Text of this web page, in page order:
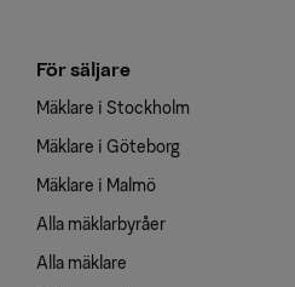
För säljare
Mäklare i Stockholm
Mäklare i Göteborg
Mäklare i Malmö
Alla mäklarbyråer
Alla mäklare